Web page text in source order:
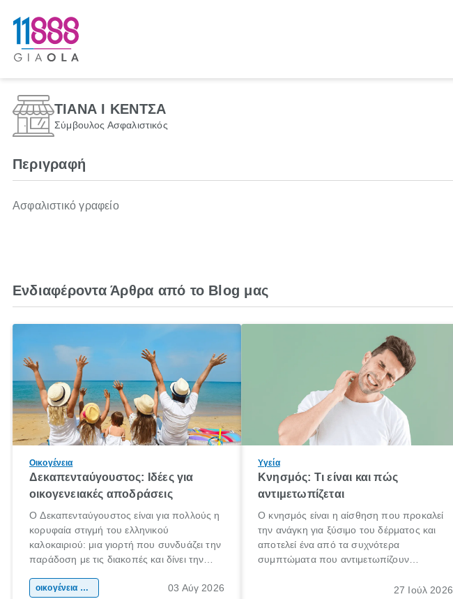
ΤΙΑΝΑ Ι ΚΕΝΤΣΑ
Σύμβουλος Ασφαλιστικός
Περιγραφή
Ασφαλιστικό γραφείο
Ενδιαφέροντα Άρθρα από το Blog μας
Οικογένεια
Δεκαπενταύγουστος: Ιδέες για
οικογενειακές αποδράσεις
Ο Δεκαπενταύγουστος είναι για πολλούς η
κορυφαία στιγμή του ελληνικού
καλοκαιριού: μια γιορτή που συνδυάζει την
παράδοση με τις διακοπές και δίνει την
χώρας. Είτε πρόκειται για λίγες μέρες
οικογένεια & παιδί 03 Αύγ 2026
Υγεία
Κνησμός: Τι είναι και πώς
αντιμετωπίζεται
Ο κνησμός είναι η αίσθηση που προκαλεί
την ανάγκη για ξύσιμο του δέρματος και
αποτελεί ένα από τα συχνότερα
συμπτώματα που αντιμετωπίζουν
πληροφορίες για το «κνησμός τι είναι»,
27 Ιούλ 2026